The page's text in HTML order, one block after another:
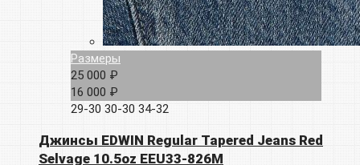
Размеры
25 000 ₽
16 000 ₽
29-30 30-30 34-32
Джинсы EDWIN Regular Tapered Jeans Red
Selvage 10.5oz EEU33-826M